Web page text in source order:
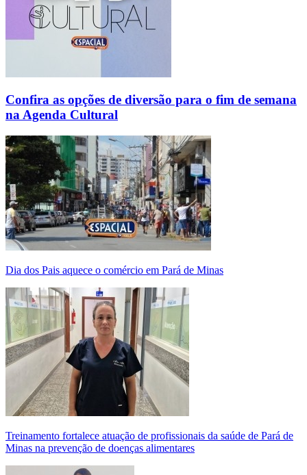
Confira as opções de diversão para o fim de semana
na Agenda Cultural
Dia dos Pais aquece o comércio em Pará de Minas
Treinamento fortalece atuação de profissionais da saúde de Pará de
Minas na prevenção de doenças alimentares